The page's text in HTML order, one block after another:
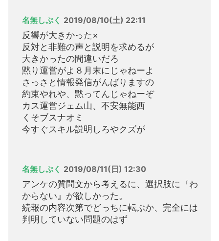
名無しぷく 2019/08/10(土) 22:11
反響が大きかった×
反対と非難の声と説明を求めるが
大きかったの間違いだろ
黙り運営がよ８月末にじゃねーよ
さっさと情報発信がんばりますの
約束やれや、黙ってんじゃねーぞ
カス運営ジェム山、不安無能西
くそブスナオミ
今すぐスキル説明しろやクズが
名無しぷく 2019/08/11(日) 12:30
アンケの質問文から考えるに、選択肢に『わ
からない』が欲しかった。
続報の内容次第でどっちに転ぶか、完全には
判明していない問題のはず